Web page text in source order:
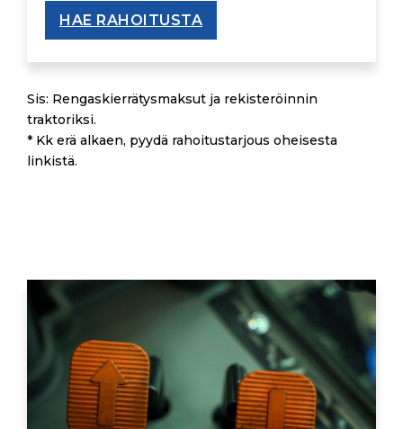
HAE RAHOITUSTA
Sis: Rengaskierrätysmaksut ja rekisteröinnin
traktoriksi.
* Kk erä alkaen, pyydä rahoitustarjous oheisesta
linkistä.